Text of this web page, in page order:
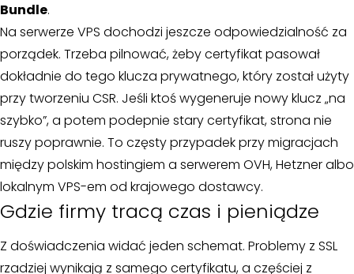
Bundle.
Na serwerze VPS dochodzi jeszcze odpowiedzialność za
porządek. Trzeba pilnować, żeby certyfikat pasował
dokładnie do tego klucza prywatnego, który został użyty
przy tworzeniu CSR. Jeśli ktoś wygeneruje nowy klucz „na
szybko”, a potem podepnie stary certyfikat, strona nie
ruszy poprawnie. To częsty przypadek przy migracjach
między polskim hostingiem a serwerem OVH, Hetzner albo
lokalnym VPS-em od krajowego dostawcy.
Gdzie firmy tracą czas i pieniądze
Z doświadczenia widać jeden schemat. Problemy z SSL
rzadziej wynikają z samego certyfikatu, a częściej z